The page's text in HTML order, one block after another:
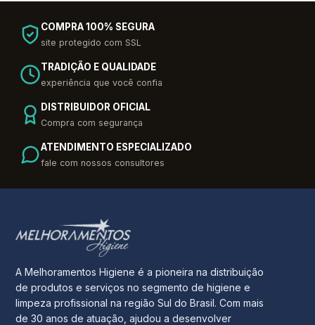
COMPRA 100% SEGURA
site protegido com SSL
TRADIÇÃO E QUALIDADE
experiência que você confia
DISTRIBUIDOR OFICIAL
Compra com segurança
ATENDIMENTO ESPECIALIZADO
fale com nossos consultores
A Melhoramentos Higiene é a pioneira na distribuição
de produtos e serviços no segmento de higiene e
limpeza profissional na região Sul do Brasil. Com mais
de 30 anos de atuação, ajudou a desenvolver